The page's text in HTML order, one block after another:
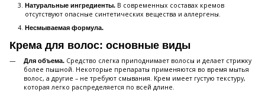
Натуральные ингредиенты. В современных составах кремов
отсутствуют опасные синтетических вещества и аллергены.
Несмываемая формула.
Крема для волос: основные виды
Для объема. Средство слегка приподнимает волосы и делает стрижку
более пышной. Некоторые препараты применяются во время мытья
волос, а другие – не требуют смывания. Крем имеет густую текстуру,
которая легко распределяется по всей длине.